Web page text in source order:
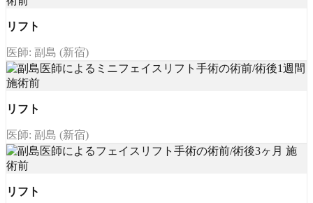
リフト
医師: 副島 (新宿)
リフト
医師: 副島 (新宿)
リフト